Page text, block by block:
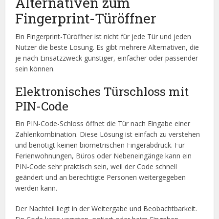
Fingerprint-Türöffner
Ein Fingerprint-Türöffner ist nicht für jede Tür und jeden
Nutzer die beste Lösung. Es gibt mehrere Alternativen, die
je nach Einsatzzweck günstiger, einfacher oder passender
sein können.
Elektronisches Türschloss mit
PIN-Code
Ein PIN-Code-Schloss öffnet die Tür nach Eingabe einer
Zahlenkombination. Diese Lösung ist einfach zu verstehen
und benötigt keinen biometrischen Fingerabdruck. Für
Ferienwohnungen, Büros oder Nebeneingänge kann ein
PIN-Code sehr praktisch sein, weil der Code schnell
geändert und an berechtigte Personen weitergegeben
werden kann.
Der Nachteil liegt in der Weitergabe und Beobachtbarkeit.